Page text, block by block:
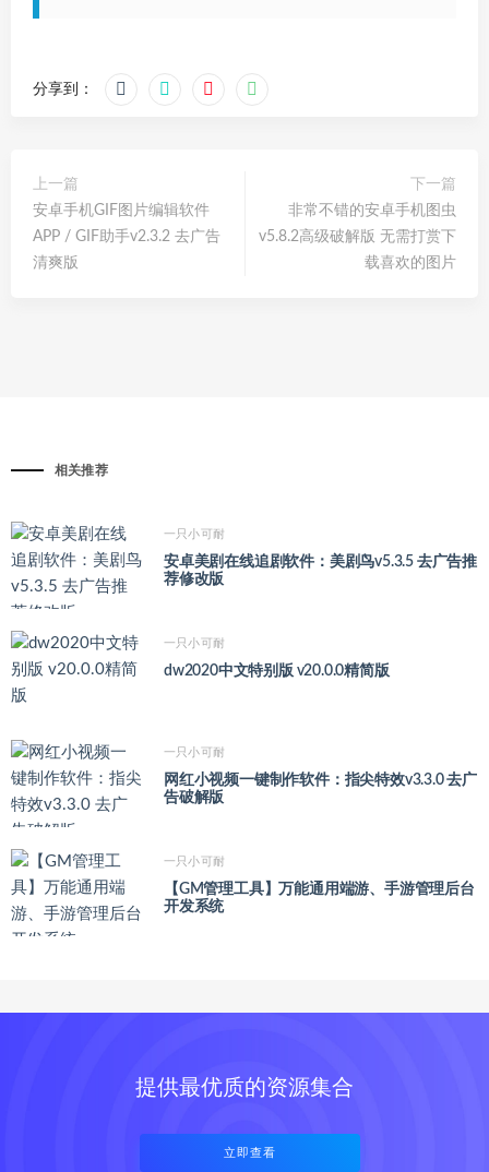
分享到：
上一篇
安卓手机GIF图片编辑软件
APP / GIF助手v2.3.2 去广告
清爽版
下一篇
非常不错的安卓手机图虫
v5.8.2高级破解版 无需打赏下
载喜欢的图片
相关推荐
一只小可耐
安卓美剧在线追剧软件：美剧鸟v5.3.5 去广告推
荐修改版
一只小可耐
dw2020中文特别版 v20.0.0精简版
一只小可耐
网红小视频一键制作软件：指尖特效v3.3.0 去广
告破解版
一只小可耐
【GM管理工具】万能通用端游、手游管理后台
开发系统
提供最优质的资源集合
立即查看